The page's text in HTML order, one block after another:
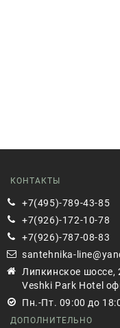
КОНТАКТЫ
+7(495)-789-43-85
+7(926)-172-10-78
+7(926)-787-08-83
santehnika-
Липкинское шоссе,
Veshki Park Hotel
Пн.-Пт. 09:00 до
ДОПОЛНИТЕЛЬНО